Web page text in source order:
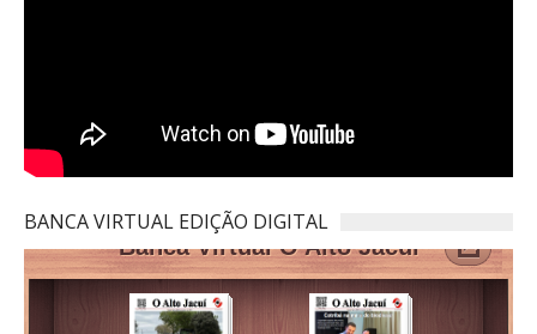
BANCA VIRTUAL EDIÇÃO DIGITAL